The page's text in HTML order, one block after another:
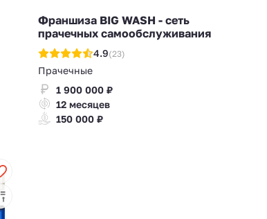
Франшиза BIG WASH - сеть
прачечных самообслуживания
4.9(23)
Прачечные
1 900 000 ₽
12 месяцев
150 000 ₽